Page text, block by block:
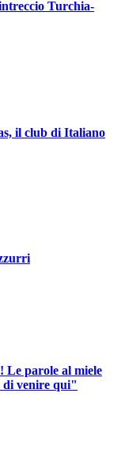
Turchia-
il club di Italiano
Le parole al miele
di venire qui"